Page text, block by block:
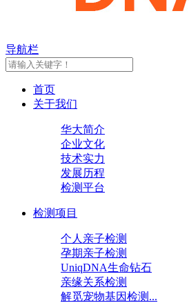
导航栏
首页
关于我们
华大简介
企业文化
技术实力
发展历程
检测平台
检测项目
个人亲子检测
孕期亲子检测
UniqDNA生命钻石
亲缘关系检测
解觅宠物基因检测...